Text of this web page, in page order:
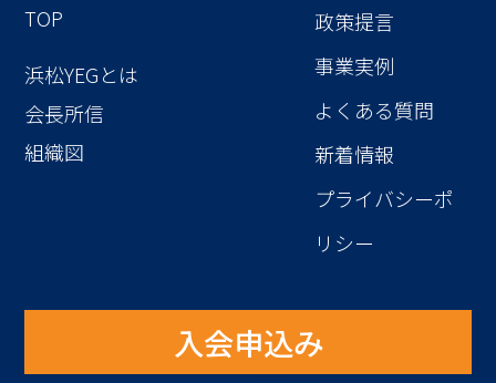
TOP
浜松YEGとは
会長所信
組織図
政策提言
事業実例
よくある質問
新着情報
プライバシーポ
リシー
入会申込み